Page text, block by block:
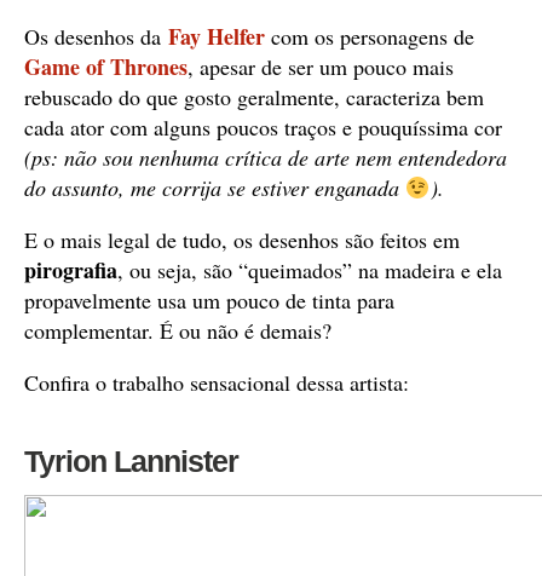
Os desenhos da Fay Helfer com os personagens de
Game of Thrones, apesar de ser um pouco mais
rebuscado do que gosto geralmente, caracteriza bem
cada ator com alguns poucos traços e pouquíssima cor
(ps: não sou nenhuma crítica de arte nem entendedora
do assunto, me corrija se estiver enganada
).
E o mais legal de tudo, os desenhos são feitos em
pirografia, ou seja, são “queimados” na madeira e ela
propavelmente usa um pouco de tinta para
complementar. É ou não é demais?
Confira o trabalho sensacional dessa artista:
Tyrion Lannister